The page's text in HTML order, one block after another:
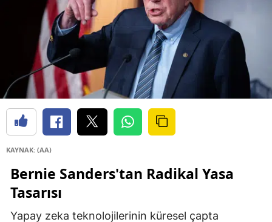
KAYNAK: (AA)
Bernie Sanders'tan Radikal Yasa
Tasarısı
Yapay zeka teknolojilerinin küresel çapta